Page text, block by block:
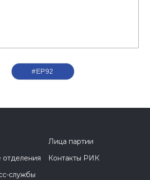
#ЕР92
Лица партии
отделения
Контакты РИК
службы